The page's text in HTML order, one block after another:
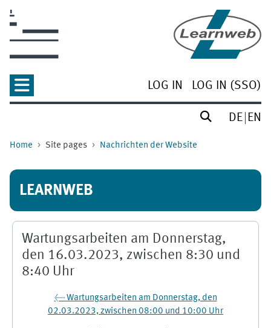
LOG IN LOG IN (SSO)
DE EN
Home Site pages Nachrichten der Website
LEARNWEB
Wartungsarbeiten am Donnerstag,
den 16.03.2023, zwischen 8:30 und
8:40 Uhr
← Wartungsarbeiten am Donnerstag, den
02.03.2023, zwischen 08:00 und 10:00 Uhr